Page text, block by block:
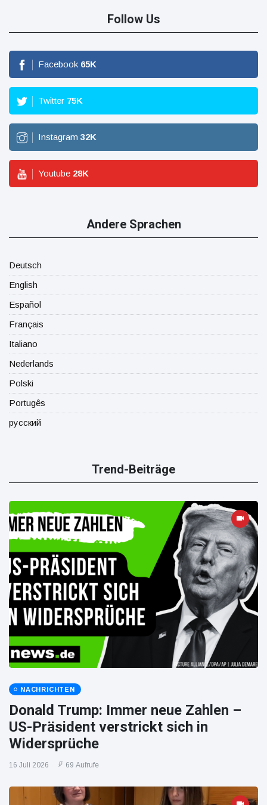
Follow Us
Facebook 65K
Twitter 75K
Instagram 32K
Youtube 28K
Andere Sprachen
Deutsch
English
Español
Français
Italiano
Nederlands
Polski
Portugês
русский
Trend-Beiträge
NACHRICHTEN
Donald Trump: Immer neue Zahlen –
US-Präsident verstrickt sich in
Widersprüche
16 Juli 2026 69 Aufrufe